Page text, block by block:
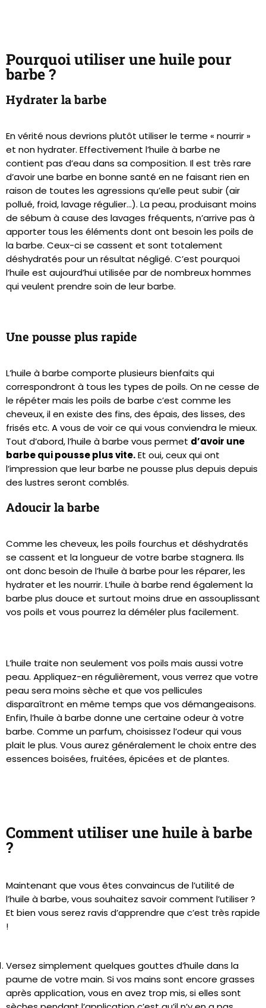
Pourquoi utiliser une huile pour
barbe ?
Hydrater la barbe
En vérité nous devrions plutôt utiliser le terme « nourrir »
et non hydrater. Effectivement l’huile à barbe ne
contient pas d’eau dans sa composition. Il est très rare
d’avoir une barbe en bonne santé en ne faisant rien en
raison de toutes les agressions qu’elle peut subir (air
pollué, froid, lavage régulier…). La peau, produisant moins
de sébum à cause des lavages fréquents, n’arrive pas à
apporter tous les éléments dont ont besoin les poils de
la barbe. Ceux-ci se cassent et sont totalement
déshydratés pour un résultat négligé. C’est pourquoi
l’huile est aujourd’hui utilisée par de nombreux hommes
qui veulent prendre soin de leur barbe.
Une pousse plus rapide
L’huile à barbe comporte plusieurs bienfaits qui
correspondront à tous les types de poils. On ne cesse de
le répéter mais les poils de barbe c’est comme les
cheveux, il en existe des fins, des épais, des lisses, des
frisés etc. A vous de voir ce qui vous conviendra le mieux.
Tout d’abord, l’huile à barbe vous permet d’avoir une
barbe qui pousse plus vite.Et oui, ceux qui ont
l’impression que leur barbe ne pousse plus depuis depuis
des lustres seront comblés.
Adoucir la barbe
Comme les cheveux, les poils fourchus et déshydratés
se cassent et la longueur de votre barbe stagnera. Ils
ont donc besoin de l’huile à barbe pour les réparer, les
hydrater et les nourrir. L’huile à barbe rend également la
barbe plus douce et surtout moins drue en assouplissant
vos poils et vous pourrez la déméler plus facilement.
L’huile traite non seulement vos poils mais aussi votre
peau. Appliquez-en régulièrement, vous verrez que votre
peau sera moins sèche et que vos pellicules
disparaîtront en même temps que vos démangeaisons.
Enfin, l’huile à barbe donne une certaine odeur à votre
barbe. Comme un parfum, choisissez l’odeur qui vous
plait le plus. Vous aurez généralement le choix entre des
essences boisées, fruitées, épicées et de plantes.
Comment utiliser une huile à barbe
?
Maintenant que vous êtes convaincus de l’utilité de
l’huile à barbe, vous souhaitez savoir comment l’utiliser ?
Et bien vous serez ravis d’apprendre que c’est très rapide
!
Versez simplement quelques gouttes d’huile dans la
paume de votre main. Si vos mains sont encore grasses
après application, vous en avez trop mis, si elles sont